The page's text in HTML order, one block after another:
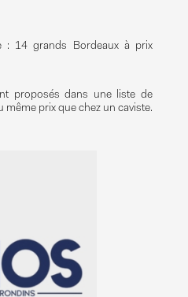
: 14 grands Bordeaux à prix
proposés dans une liste de
même prix que chez un caviste.